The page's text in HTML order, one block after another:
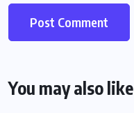
You may also like